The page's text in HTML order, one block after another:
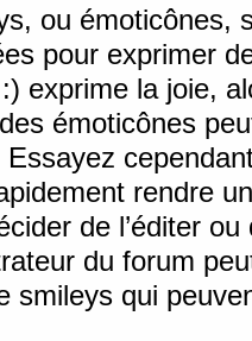
ou émoticônes,
pour exprimer
exprime la joie,
émoticônes
Essayez
rendre
de l’éditer
du forum
smileys qui